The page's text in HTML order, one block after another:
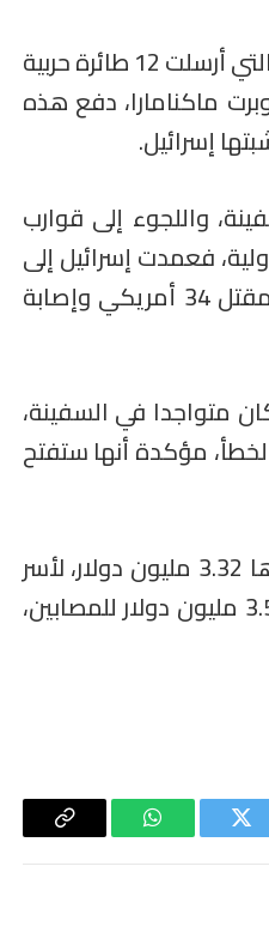
وبعد محاولات متكررة، تمكنت من الاتصال بحاملة الطائرات “سارغوتا، التي أرسلت 12 طائرة حربية
ماكنامارا، دفع هذه
إسرائيل.
واللجوء إلى قوارب
فعمدت إسرائيل إلى
استهداف قوارب النجاة كذلك، لتسفر هذه الحادثة في النهاية، عن مقتل 34 أمريكي وإصابة
متواجدا في السفينة،
مؤكدة أنها ستفتح
وبعد الحادثة بسنة، أي في ماي 1968، منحت إسرائيل تعويضات قدرها 3.32 مليون دولار، لأسر
ضحايا الحادثة، لتقرر بعدها بسنة أن تقدم تعويضات إضافية، بلغت 3.57 مليون دولار للمصابين،
تويتر واتساب
Copy